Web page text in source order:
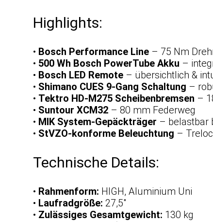
Highlights:
• Bosch Performance Line – 75 Nm
• 500 Wh Bosch PowerTube Akku –
• Bosch LED Remote – übersichtlich &
• Shimano CUES 9-Gang Schaltung –
• Tektro HD-M275 Scheibenbremsen –
• Suntour XCM32 – 80 mm Federweg
• MIK System-Gepäckträger – belastbar
• StVZO-konforme Beleuchtung –
Technische Details:
• Rahmenform: HIGH, Aluminium Uni
• Laufradgröße: 27,5″
• Zulässiges Gesamtgewicht: 130 kg